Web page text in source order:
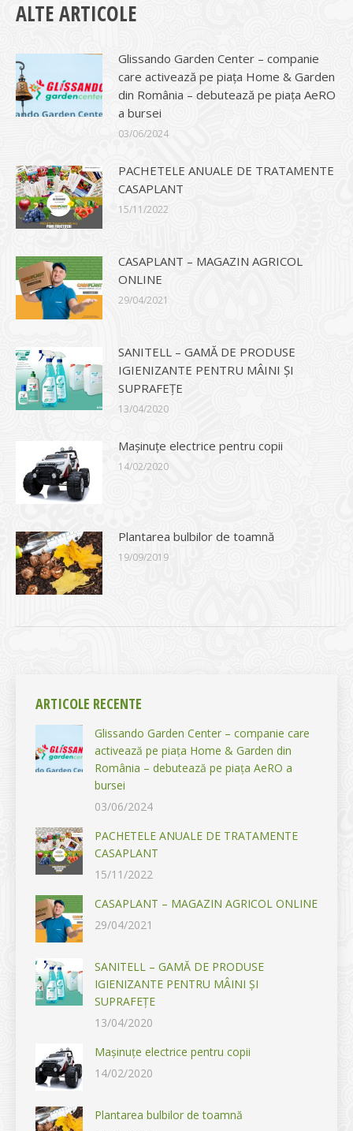
ALTE ARTICOLE
Glissando Garden Center – companie
care activează pe piața Home & Garden
din România – debutează pe piața AeRO
a bursei
03/06/2024
PACHETELE ANUALE DE TRATAMENTE
CASAPLANT
15/11/2022
CASAPLANT – MAGAZIN AGRICOL
ONLINE
29/04/2021
SANITELL – GAMĂ DE PRODUSE
IGIENIZANTE PENTRU MÂINI ȘI
SUPRAFEȚE
13/04/2020
Mașinuțe electrice pentru copii
14/02/2020
Plantarea bulbilor de toamnă
19/09/2019
ARTICOLE RECENTE
Glissando Garden Center – companie care
activează pe piața Home & Garden din
România – debutează pe piața AeRO a
bursei
03/06/2024
PACHETELE ANUALE DE TRATAMENTE
CASAPLANT
15/11/2022
CASAPLANT – MAGAZIN AGRICOL ONLINE
29/04/2021
SANITELL – GAMĂ DE PRODUSE
IGIENIZANTE PENTRU MÂINI ȘI
SUPRAFEȚE
13/04/2020
Mașinuțe electrice pentru copii
14/02/2020
Plantarea bulbilor de toamnă